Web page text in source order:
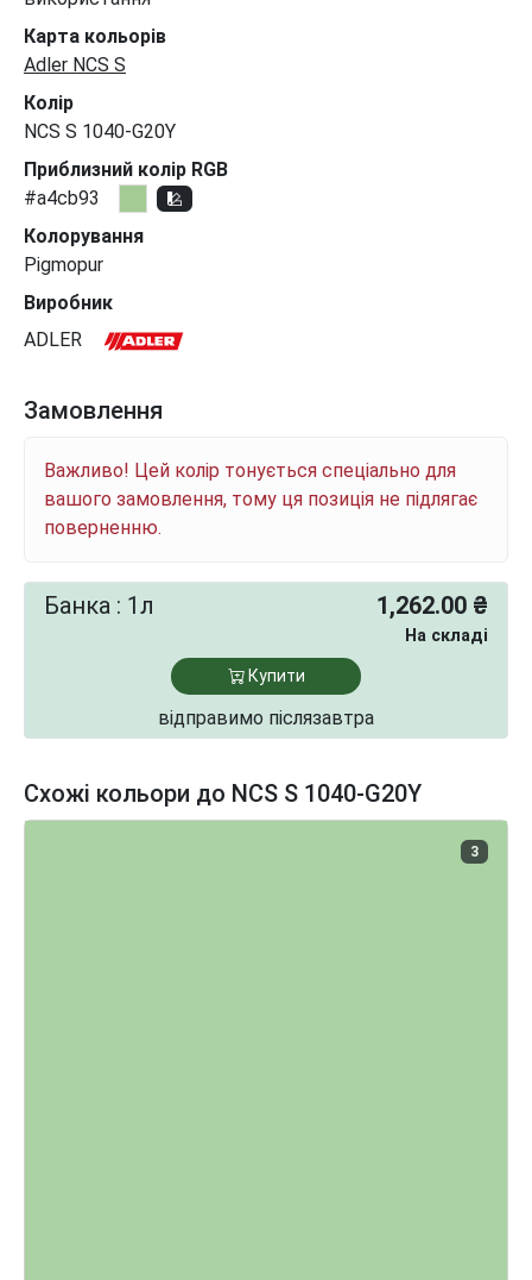
Карта кольорів
Adler NCS S
Колір
NCS S 1040-G20Y
Приблизний колір RGB
#a4cb93
Колорування
Pigmopur
Виробник
ADLER
Замовлення
Важливо! Цей колір тонується спеціально для
вашого замовлення, тому ця позиція не підлягає
поверненню.
Банка : 1л 1,262.00 ₴
На складі
Купити
відправимо післязавтра
Схожі кольори до NCS S 1040-G20Y
3